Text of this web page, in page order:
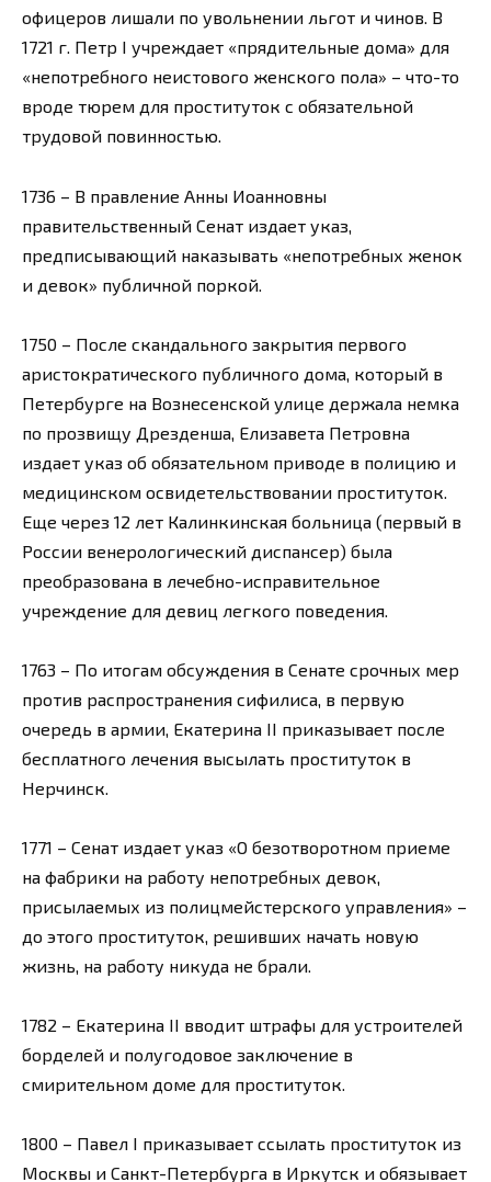
офицеров лишали по увольнении льгот и чинов. В
1721 г. Петр I учреждает «прядительные дома» для
«непотребного неистового женского пола» – что-то
вроде тюрем для проституток с обязательной
трудовой повинностью.
1736 – В правление Анны Иоанновны
правительственный Сенат издает указ,
предписывающий наказывать «непотребных женок
и девок» публичной поркой.
1750 – После скандального закрытия первого
аристократического публичного дома, который в
Петербурге на Вознесенской улице держала немка
по прозвищу Дрезденша, Елизавета Петровна
издает указ об обязательном приводе в полицию и
медицинском освидетельствовании проституток.
Еще через 12 лет Калинкинская больница (первый в
России венерологический диспансер) была
преобразована в лечебно-исправительное
учреждение для девиц легкого поведения.
1763 – По итогам обсуждения в Сенате срочных мер
против распространения сифилиса, в первую
очередь в армии, Екатерина II приказывает после
бесплатного лечения высылать проституток в
Нерчинск.
1771 – Сенат издает указ «О безотворотном приеме
на фабрики на работу непотребных девок,
присылаемых из полицмейстерского управления» –
до этого проституток, решивших начать новую
жизнь, на работу никуда не брали.
1782 – Екатерина II вводит штрафы для устроителей
борделей и полугодовое заключение в
смирительном доме для проституток.
1800 – Павел I приказывает ссылать проституток из
Москвы и Санкт-Петербурга в Иркутск и обязывает